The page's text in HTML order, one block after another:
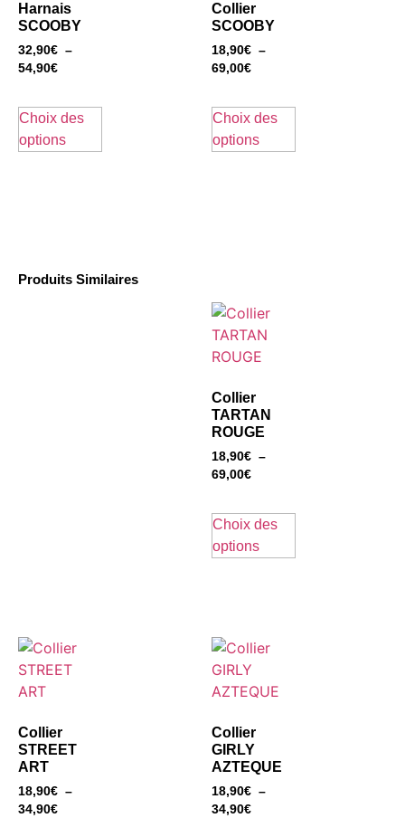
Harnais
SCOOBY
32,90€ –
54,90€
Choix des
options
Collier
SCOOBY
18,90€ –
69,00€
Choix des
options
Produits Similaires
Collier
TARTAN
ROUGE
18,90€ –
69,00€
Choix des
options
Collier
STREET
ART
18,90€ –
34,90€
Collier
GIRLY
AZTEQUE
18,90€ –
34,90€